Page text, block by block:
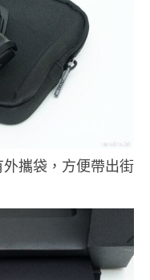
攜袋，方便帶出街